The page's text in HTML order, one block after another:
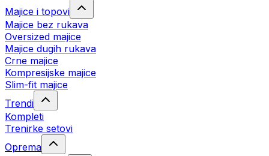
Majice i topovi
Majice bez rukava
Oversized majice
Majice dugih rukava
Crne majice
Kompresijske majice
Slim-fit majice
Trendi
Kompleti
Trenirke setovi
Oprema